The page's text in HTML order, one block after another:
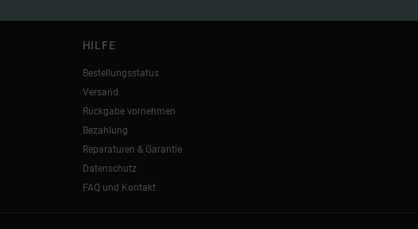
HILFE
Bestellungsstatus
Versand
Rückgabe vornehmen
Bezahlung
Reparaturen & Garantie
Datenschutz
FAQ und Kontakt